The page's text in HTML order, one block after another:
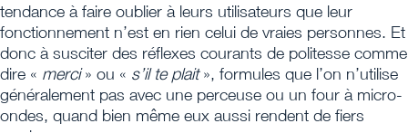
tendance à faire oublier à leurs utilisateurs que leur
fonctionnement n’est en rien celui de vraies personnes. Et
donc à susciter des réflexes courants de politesse comme
dire « merci» ou « s’il te plait», formules que l’on n’utilise
généralement pas avec une perceuse ou un four à micro-
ondes, quand bien même eux aussi rendent de fiers